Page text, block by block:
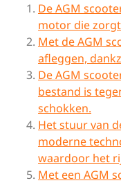
De AGM
motor die
Met de AGM
afleggen,
De AGM
bestand is
schokken.
Het stuur van
moderne
waardoor het
Met een AGM